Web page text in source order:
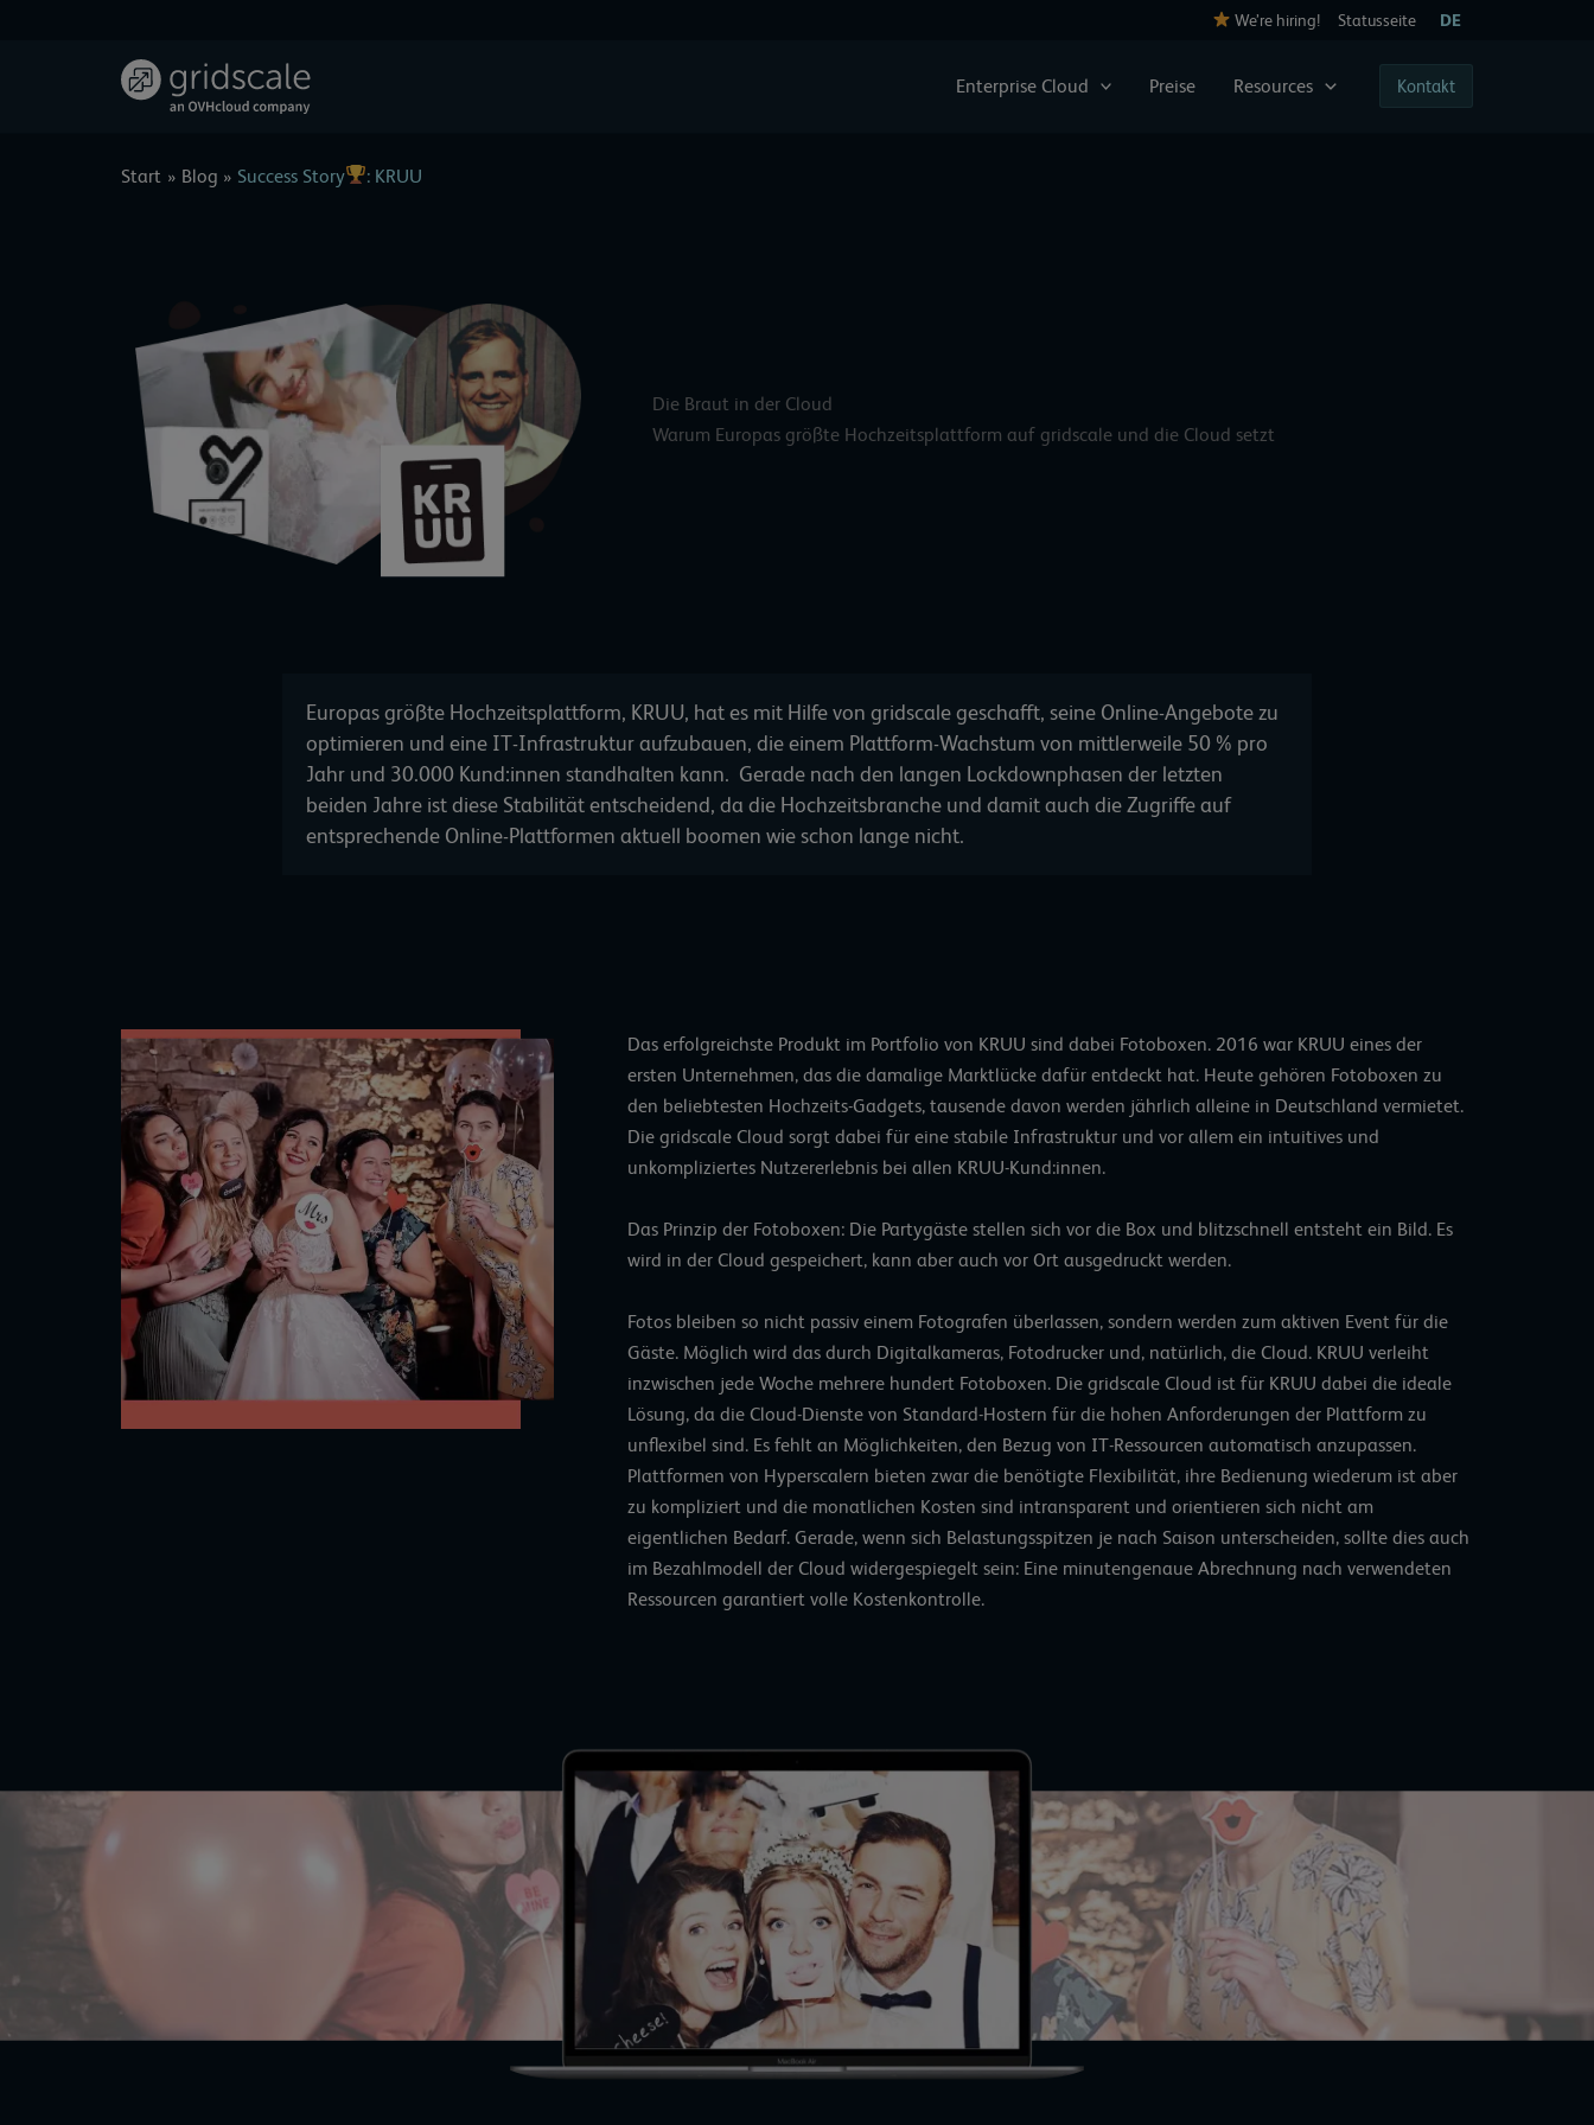
We’re hiring! Statusseite DE
Enterprise Cloud Preise Resources Kontakt
Start Blog Success Story : KRUU
Die Braut in der Cloud
Warum Europas größte Hochzeitsplattform auf gridscale und die Cloud setzt
Europas größte Hochzeitsplattform, KRUU, hat es mit Hilfe von gridscalegeschafft, seine Online-Angebote zu
optimieren und eine IT-Infrastruktur aufzubauen, die einem Plattform-Wachstum von mittlerweile 50 % pro
Jahr und 30.000 Kund:innen standhalten kann. Gerade nach den langen Lockdownphasen der letzten
beiden Jahre ist diese Stabilität entscheidend, da die Hochzeitsbranche und damit auch die Zugriffe auf
entsprechende Online-Plattformen aktuell boomen wie schon lange nicht.
Das erfolgreichste Produkt im Portfolio von KRUU sind dabei Fotoboxen. 2016 war KRUU eines der
ersten Unternehmen, das die damalige Marktlücke dafür entdeckt hat. Heute gehören Fotoboxen zu
den beliebtesten Hochzeits-Gadgets, tausende davon werden jährlich alleine in Deutschland vermietet.
Die gridscale Cloud sorgt dabei für eine stabile Infrastruktur und vor allem ein intuitives und
unkompliziertes Nutzererlebnis bei allen KRUU-Kund:innen.
Das Prinzip der Fotoboxen: Die Partygäste stellen sich vor die Box und blitzschnell entsteht ein Bild. Es
wird in der Cloud gespeichert, kann aber auch vor Ort ausgedruckt werden.
Fotos bleiben so nicht passiv einem Fotografen überlassen, sondern werden zum aktiven Event für die
Gäste. Möglich wird das durch Digitalkameras, Fotodrucker und, natürlich, die Cloud. KRUU verleiht
inzwischen jede Woche mehrere hundert Fotoboxen. Die gridscale Cloud ist für KRUU dabei die ideale
Lösung, da die Cloud-Dienste von Standard-Hostern für die hohen Anforderungen der Plattform zu
unflexibel sind. Es fehlt an Möglichkeiten, den Bezug von IT-Ressourcen automatisch anzupassen.
Plattformen von Hyperscalern bieten zwar die benötigte Flexibilität, ihre Bedienung wiederum ist aber
zu kompliziert und die monatlichen Kosten sind intransparent und orientieren sich nicht am
eigentlichen Bedarf. Gerade, wenn sich Belastungsspitzen je nach Saison unterscheiden, sollte dies auch
im Bezahlmodell der Cloud widergespiegelt sein: Eine minutengenaue Abrechnung nach verwendeten
Ressourcen garantiert volle Kostenkontrolle.